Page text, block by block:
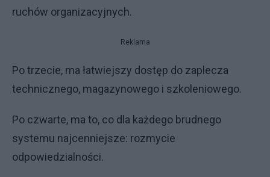
ruchów organizacyjnych.
Reklama
Po trzecie, ma łatwiejszy dostęp do zaplecza
technicznego, magazynowego i szkoleniowego.
Po czwarte, ma to, co dla każdego brudnego
systemu najcenniejsze: rozmycie
odpowiedzialności.